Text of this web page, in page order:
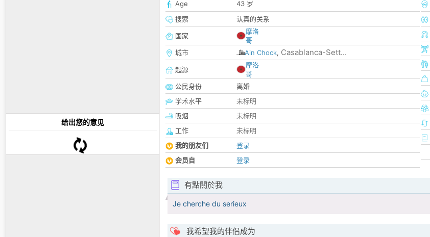
给出您的意见
Age
43 岁
搜索
认真的关系
国家
摩洛
哥
城市
Ain Chock, Casablanca-Sett...
起源
摩洛
哥
公民身份
离婚
学术水平
未标明
吸烟
未标明
工作
未标明
我的朋友们
登录
会员自
登录
有點關於我
Je cherche du serieux
我希望我的伴侣成为